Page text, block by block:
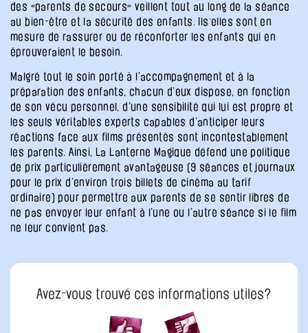
des «parents de secours» veillent tout au long de la séance
au bien-être et la sécurité des enfants. Ils·elles sont en
mesure de rassurer ou de réconforter les enfants qui en
éprouveraient le besoin.
Malgré tout le soin porté à l’accompagnement et à la
préparation des enfants, chacun d’eux dispose, en fonction
de son vécu personnel, d’une sensibilité qui lui est propre et
les seuls véritables experts capables d’anticiper leurs
réactions face aux films présentés sont incontestablement
les parents. Ainsi, La Lanterne Magique défend une politique
de prix particulièrement avantageuse (9 séances et journaux
pour le prix d’environ trois billets de cinéma au tarif
ordinaire) pour permettre aux parents de se sentir libres de
ne pas envoyer leur enfant à l’une ou l’autre séance si le film
ne leur convient pas.
Avez-vous trouvé ces informations utiles?